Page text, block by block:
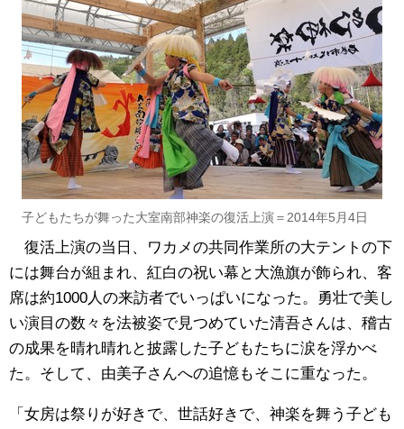
子どもたちが舞った大室南部神楽の復活上演＝2014年5月4日
復活上演の当日、ワカメの共同作業所の大テントの下
には舞台が組まれ、紅白の祝い幕と大漁旗が飾られ、客
席は約1000人の来訪者でいっぱいになった。勇壮で美し
い演目の数々を法被姿で見つめていた清吾さんは、稽古
の成果を晴れ晴れと披露した子どもたちに涙を浮かべ
た。そして、由美子さんへの追憶もそこに重なった。
「女房は祭りが好きで、世話好きで、神楽を舞う子ども